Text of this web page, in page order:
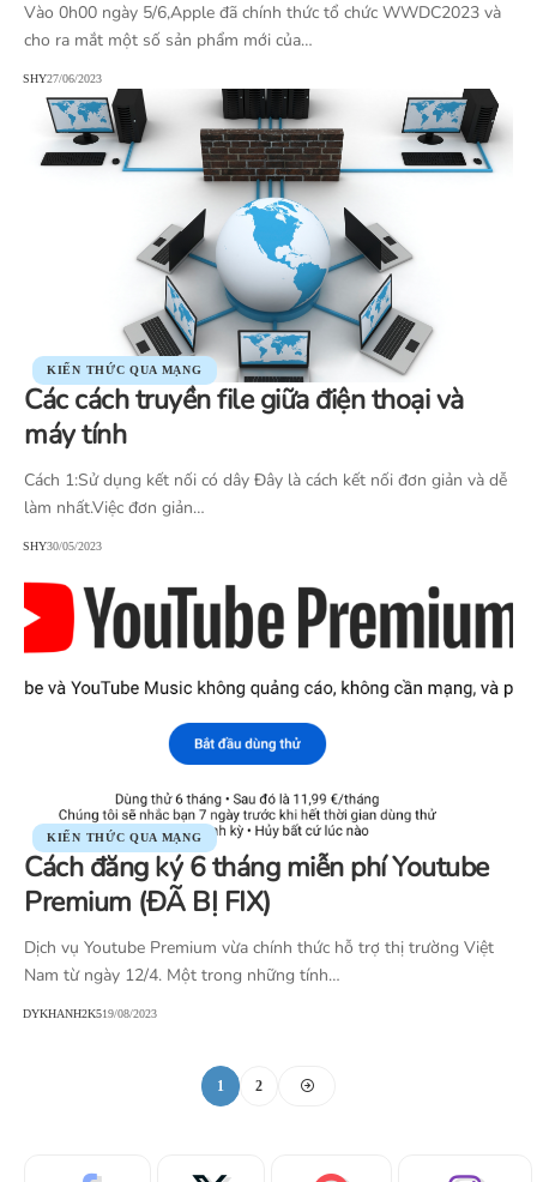
Vào 0h00 ngày 5/6,Apple đã chính thức tổ chức WWDC2023 và
cho ra mắt một số sản phẩm mới của…
SHY27/06/2023
KIẾN THỨC QUA MẠNG
Các cách truyền file giữa điện thoại và
máy tính
Cách 1:Sử dụng kết nối có dây Đây là cách kết nối đơn giản và dễ
làm nhất.Việc đơn giản…
SHY30/05/2023
KIẾN THỨC QUA MẠNG
Cách đăng ký 6 tháng miễn phí Youtube
Premium (ĐÃ BỊ FIX)
Dịch vụ Youtube Premium vừa chính thức hỗ trợ thị trường Việt
Nam từ ngày 12/4. Một trong những tính…
DYKHANH2K519/08/2023
1 2